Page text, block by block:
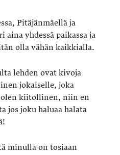
Pitäjänmäellä ja
yhdessä paikassa ja
olla vähän kaikkialla.
lehden ovat kivoja
jokaiselle, joka
olen kiitollinen, niin en
jos joku haluaa halata
minulla on tosiaan